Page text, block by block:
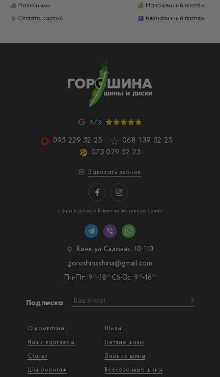
Наличными
Наложенный платёж
Оплата картой
Безналичный платеж
5/5
095 229 52 25
068 139 52 25
073 029 52 25
Заказать звонок
Шины и диски в Киеве по доступным ценам
О компании
Наши партнеры
Статьи
Шиномонтаж
Шины
Летние шины
Зимние шины
Всесезонные шины
Подписка
Киев, ул. Садовая, 70-110
Пн-Пт: 9 00-18 00 Сб-Вс: 9 00-16 00
goroshinashina@gmail.com